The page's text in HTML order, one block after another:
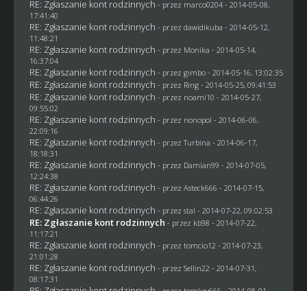
RE: Zgłaszanie kont rodzinnych - przez marco0204- 2014-05-08,
17:41:40
RE: Zgłaszanie kont rodzinnych - przez dawidikuba - 2014-05-12,
11:48:21
RE: Zgłaszanie kont rodzinnych - przez Monika - 2014-05-14,
16:37:04
RE: Zgłaszanie kont rodzinnych - przez gimbo- 2014-05-16, 13:02:35
RE: Zgłaszanie kont rodzinnych - przez Ring- 2014-05-25, 09:41:53
RE: Zgłaszanie kont rodzinnych - przez noami10 - 2014-05-27,
09:55:02
RE: Zgłaszanie kont rodzinnych - przez nonopol - 2014-06-06,
22:09:16
RE: Zgłaszanie kont rodzinnych - przez Turbina - 2014-06-17,
18:18:31
RE: Zgłaszanie kont rodzinnych - przez Damian99 - 2014-07-05,
12:24:38
RE: Zgłaszanie kont rodzinnych - przez Asteck666 - 2014-07-15,
06:44:26
RE: Zgłaszanie kont rodzinnych - przez stal - 2014-07-22, 09:02:53
RE: Zgłaszanie kont rodzinnych - przez kb98 - 2014-07-22,
11:17:21
RE: Zgłaszanie kont rodzinnych - przez tomcio12 - 2014-07-23,
21:01:28
RE: Zgłaszanie kont rodzinnych - przez Sellin22 - 2014-07-31,
08:17:31